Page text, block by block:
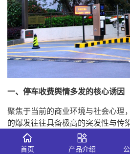
一、停车收费舆情多发的核心诱因
聚焦于当前的商业环境与社会心理
的爆发往往具备极高的突发性与传
杂，主要集中于以下几个层面。
首页 产品介绍